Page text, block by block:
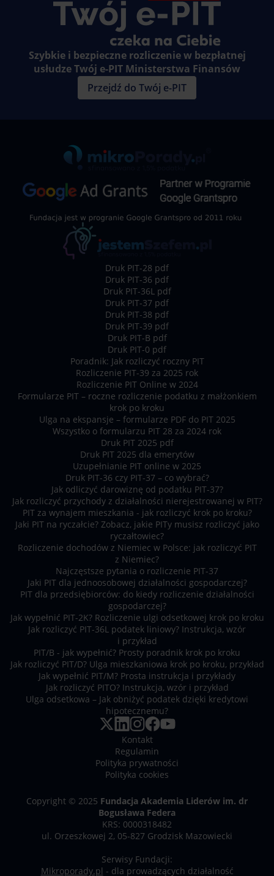
Szybkie i bezpieczne rozliczenie w bezpłatnej
usłudze Twój e-PIT Ministerstwa Finansów
Przejdź do Twój e-PIT
Druk PIT-28 pdf
Druk PIT-36 pdf
Druk PIT-36L pdf
Druk PIT-37 pdf
Druk PIT-38 pdf
Druk PIT-39 pdf
Druk PIT-B pdf
Druk PIT-0 pdf
Poradnik: Jak rozliczyć roczny PIT
Rozliczenie PIT-39 za 2025 rok
Rozliczenie PIT Online w 2024
Formularze PIT – roczne rozliczenie podatku z małżonkiem
krok po kroku
Ulga na ekspansje – formularze PDF do PIT 2025
Wszystko o formularzu PIT 28 za 2024 rok
Druk PIT 2025 pdf
Druk PIT 2025 dla emerytów
Uzupełnianie PIT online w 2025
Druk PIT-36 czy PIT-37 – co wybrać?
Jak odliczyć darowiznę od podatku PIT-37?
Jak rozliczyć przychody z działalności nierejestrowanej w PIT?
PIT za wynajem mieszkania - jak rozliczyć krok po kroku?
Jaki PIT na ryczałcie? Zobacz, jakie PITy musisz rozliczyć jako
ryczałtowiec?
Rozliczenie dochodów z Niemiec w Polsce: jak rozliczyć PIT
z Niemiec?
Najczęstsze pytania o rozliczenie PIT-37
Jaki PIT dla jednoosobowej działalności gospodarczej?
PIT dla przedsiębiorców: do kiedy rozliczenie działalności
gospodarczej?
Jak wypełnić PIT-2K? Rozliczenie ulgi odsetkowej krok po kroku
Jak rozliczyć PIT-36L podatek liniowy? Instrukcja, wzór
i przykład
PIT/B - jak wypełnić? Prosty poradnik krok po kroku
Jak rozliczyć PIT/D? Ulga mieszkaniowa krok po kroku, przykład
Jak wypełnić PIT/M? Prosta instrukcja i przykłady
Jak rozliczyć PITO? Instrukcja, wzór i przykład
Ulga odsetkowa – Jak obniżyć podatek dzięki kredytowi
hipotecznemu?
Kontakt
Regulamin
Polityka prywatności
Polityka cookies
Copyright © 2025 Fundacja Akademia Liderów im. dr
Bogusława Federa
KRS: 0000318482
ul. Orzeszkowej 2, 05-827 Grodzisk Mazowiecki
Serwisy Fundacji:
Mikroporady.pl - dla prowadzących działalność